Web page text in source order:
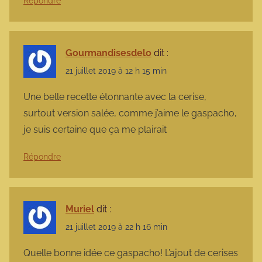
Gourmandisesdelo dit :
21 juillet 2019 à 12 h 15 min
Une belle recette étonnante avec la cerise,
surtout version salée, comme j’aime le gaspacho,
je suis certaine que ça me plairait
Répondre
Muriel dit :
21 juillet 2019 à 22 h 16 min
Quelle bonne idée ce gaspacho! L’ajout de cerises